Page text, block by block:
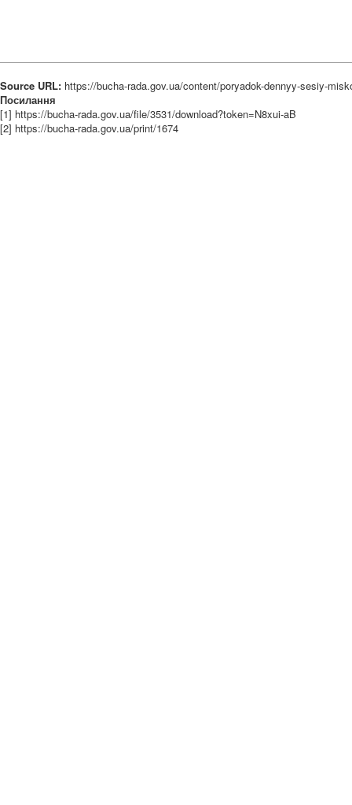
Source URL: https://bucha-rada.gov.ua/content/poryadok-dennyy-sesiy-
Посилання
[1] https://bucha-rada.gov.ua/file/3531/download?token=N8xui-aB
[2] https://bucha-rada.gov.ua/print/1674